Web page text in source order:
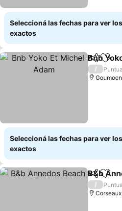
Seleccioná las fechas para ver
exactos
Compartir
Bnb
/
Seleccioná las fechas para ver
exactos
Compartir
B&b
/